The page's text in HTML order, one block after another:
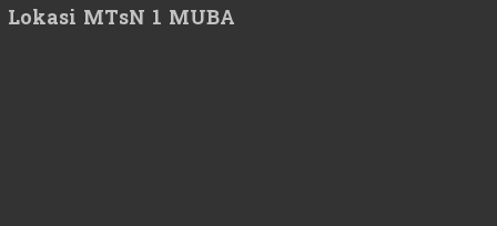
Lokasi MTsN 1 MUBA